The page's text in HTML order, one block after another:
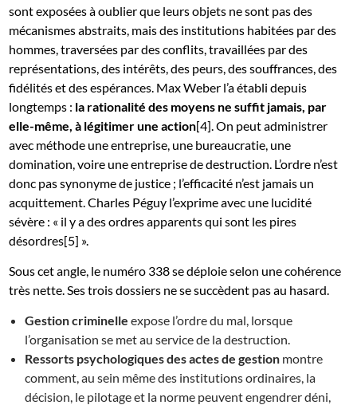
sont exposées à oublier que leurs objets ne sont pas des
mécanismes abstraits, mais des institutions habitées par des
hommes, traversées par des conflits, travaillées par des
représentations, des intérêts, des peurs, des souffrances, des
fidélités et des espérances. Max Weber l’a établi depuis
longtemps : la rationalité des moyens ne suffit jamais, par
elle-même, à légitimer une action[4]. On peut administrer
avec méthode une entreprise, une bureaucratie, une
domination, voire une entreprise de destruction. L’ordre n’est
donc pas synonyme de justice ; l’efficacité n’est jamais un
acquittement. Charles Péguy l’exprime avec une lucidité
sévère : « il y a des ordres apparents qui sont les pires
désordres[5] ».
Sous cet angle, le numéro 338 se déploie selon une cohérence
très nette. Ses trois dossiers ne se succèdent pas au hasard.
Gestion criminelleexpose l’ordre du mal, lorsque
l’organisation se met au service de la destruction.
Ressorts psychologiques des actes de gestion montre
comment, au sein même des institutions ordinaires, la
décision, le pilotage et la norme peuvent engendrer déni,